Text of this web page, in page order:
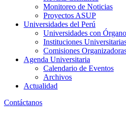
Monitoreo de Noticias
Proyectos ASUP
Universidades del Perú
Universidades con
Instituciones
Comisiones
Agenda Universitaria
Calendario de Eventos
Archivos
Actualidad
Contáctanos